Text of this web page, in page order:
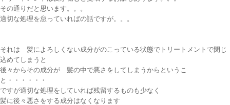
その通りだと思います。。。
適切な処理を怠っていればの話ですが。。。
それは 髪によろしくない成分がのこっている状態でトリートメントで閉じ
込めてしまうと
後々からその成分が 髪の中で悪さをしてしまうからというこ
と・・・・・・
ですが適切な処理をしていれば残留するものも少なく
髪に後々悪さをする成分はなくなります